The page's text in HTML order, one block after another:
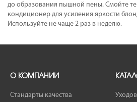
до образования пышной пены. Смойте
кондиционер для усиления яркости
Используйте не чаще 2 раз в неделю.
О КОМПАНИИ
Стандарты качества